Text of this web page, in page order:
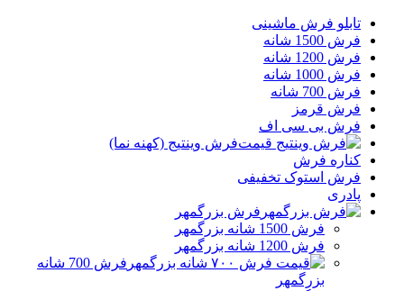
تابلو فرش ماشینی
فرش 1500 شانه
فرش 1200 شانه
فرش 1000 شانه
فرش 700 شانه
فرش قرمز
فرش بی سی اف
فرش وینتیج (کهنه نما)
کناره فرش
فرش استوک تخفیفی
پادری
فرش بزرگمهر
فرش 1500 شانه بزرگمهر
فرش 1200 شانه بزرگمهر
فرش 700 شانه
بزرگمهر